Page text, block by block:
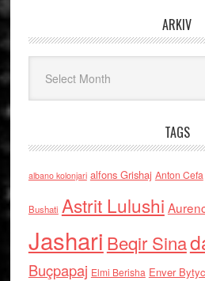
ARKIV
TAGS
albano kolonjari alfons Grishaj Anton Cefa
Bushati Astrit Lulushi
Jashari Beqir Sina
Buçpapaj Elmi Berisha Enver